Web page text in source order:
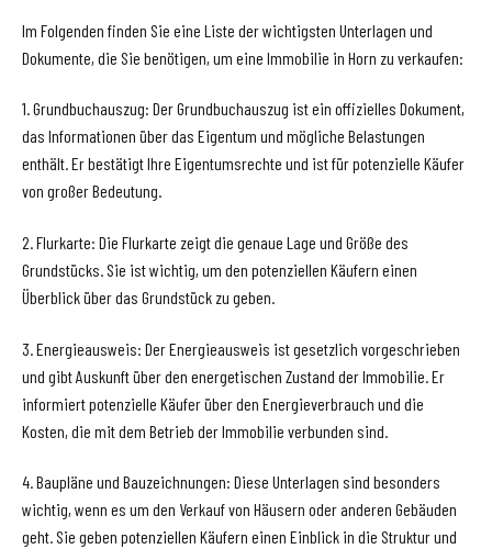
Im Folgenden finden Sie eine Liste der wichtigsten Unterlagen und
Dokumente, die Sie benötigen, um eine Immobilie in Horn zu verkaufen:
1. Grundbuchauszug: Der Grundbuchauszug ist ein offizielles Dokument,
das Informationen über das Eigentum und mögliche Belastungen
enthält. Er bestätigt Ihre Eigentumsrechte und ist für potenzielle Käufer
von großer Bedeutung.
2. Flurkarte: Die Flurkarte zeigt die genaue Lage und Größe des
Grundstücks. Sie ist wichtig, um den potenziellen Käufern einen
Überblick über das Grundstück zu geben.
3. Energieausweis: Der Energieausweis ist gesetzlich vorgeschrieben
und gibt Auskunft über den energetischen Zustand der Immobilie. Er
informiert potenzielle Käufer über den Energieverbrauch und die
Kosten, die mit dem Betrieb der Immobilie verbunden sind.
4. Baupläne und Bauzeichnungen: Diese Unterlagen sind besonders
wichtig, wenn es um den Verkauf von Häusern oder anderen Gebäuden
geht. Sie geben potenziellen Käufern einen Einblick in die Struktur und